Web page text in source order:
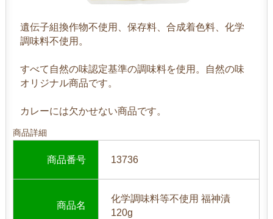
遺伝子組換作物不使用、保存料、合成着色料、化学
調味料不使用。
すべて自然の味認定基準の調味料を使用。自然の味
オリジナル商品です。
カレーには欠かせない商品です。
商品詳細
商品番号 13736
商品名
化学調味料等不使用 福神漬
120g